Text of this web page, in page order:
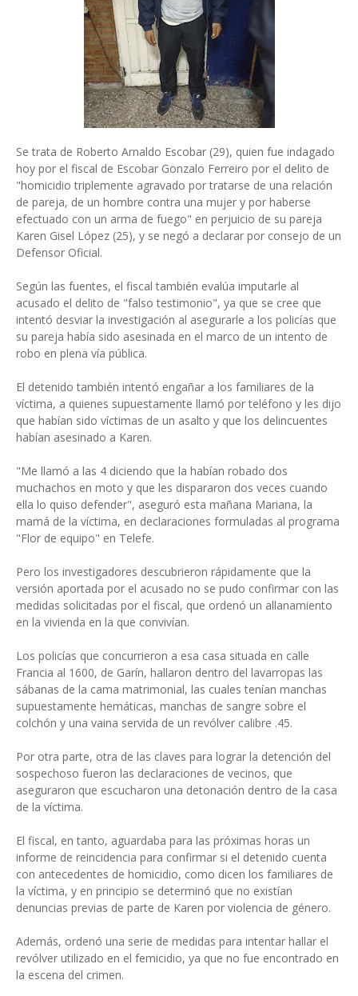
Se trata de Roberto Arnaldo Escobar (29), quien fue indagado
hoy por el fiscal de Escobar Gonzalo Ferreiro por el delito de
"homicidio triplemente agravado por tratarse de una relación
de pareja, de un hombre contra una mujer y por haberse
efectuado con un arma de fuego" en perjuicio de su pareja
Karen Gisel López (25), y se negó a declarar por consejo de un
Defensor Oficial.
Según las fuentes, el fiscal también evalúa imputarle al
acusado el delito de "falso testimonio", ya que se cree que
intentó desviar la investigación al asegurarle a los policías que
su pareja había sido asesinada en el marco de un intento de
robo en plena vía pública.
El detenido también intentó engañar a los familiares de la
víctima, a quienes supuestamente llamó por teléfono y les dijo
que habían sido víctimas de un asalto y que los delincuentes
habían asesinado a Karen.
"Me llamó a las 4 diciendo que la habían robado dos
muchachos en moto y que les dispararon dos veces cuando
ella lo quiso defender", aseguró esta mañana Mariana, la
mamá de la víctima, en declaraciones formuladas al programa
"Flor de equipo" en Telefe.
Pero los investigadores descubrieron rápidamente que la
versión aportada por el acusado no se pudo confirmar con las
medidas solicitadas por el fiscal, que ordenó un allanamiento
en la vivienda en la que convivían.
Los policías que concurrieron a esa casa situada en calle
Francia al 1600, de Garín, hallaron dentro del lavarropas las
sábanas de la cama matrimonial, las cuales tenían manchas
supuestamente hemáticas, manchas de sangre sobre el
colchón y una vaina servida de un revólver calibre .45.
Por otra parte, otra de las claves para lograr la detención del
sospechoso fueron las declaraciones de vecinos, que
aseguraron que escucharon una detonación dentro de la casa
de la víctima.
El fiscal, en tanto, aguardaba para las próximas horas un
informe de reincidencia para confirmar si el detenido cuenta
con antecedentes de homicidio, como dicen los familiares de
la víctima, y en principio se determinó que no existían
denuncias previas de parte de Karen por violencia de género.
Además, ordenó una serie de medidas para intentar hallar el
revólver utilizado en el femicidio, ya que no fue encontrado en
la escena del crimen.